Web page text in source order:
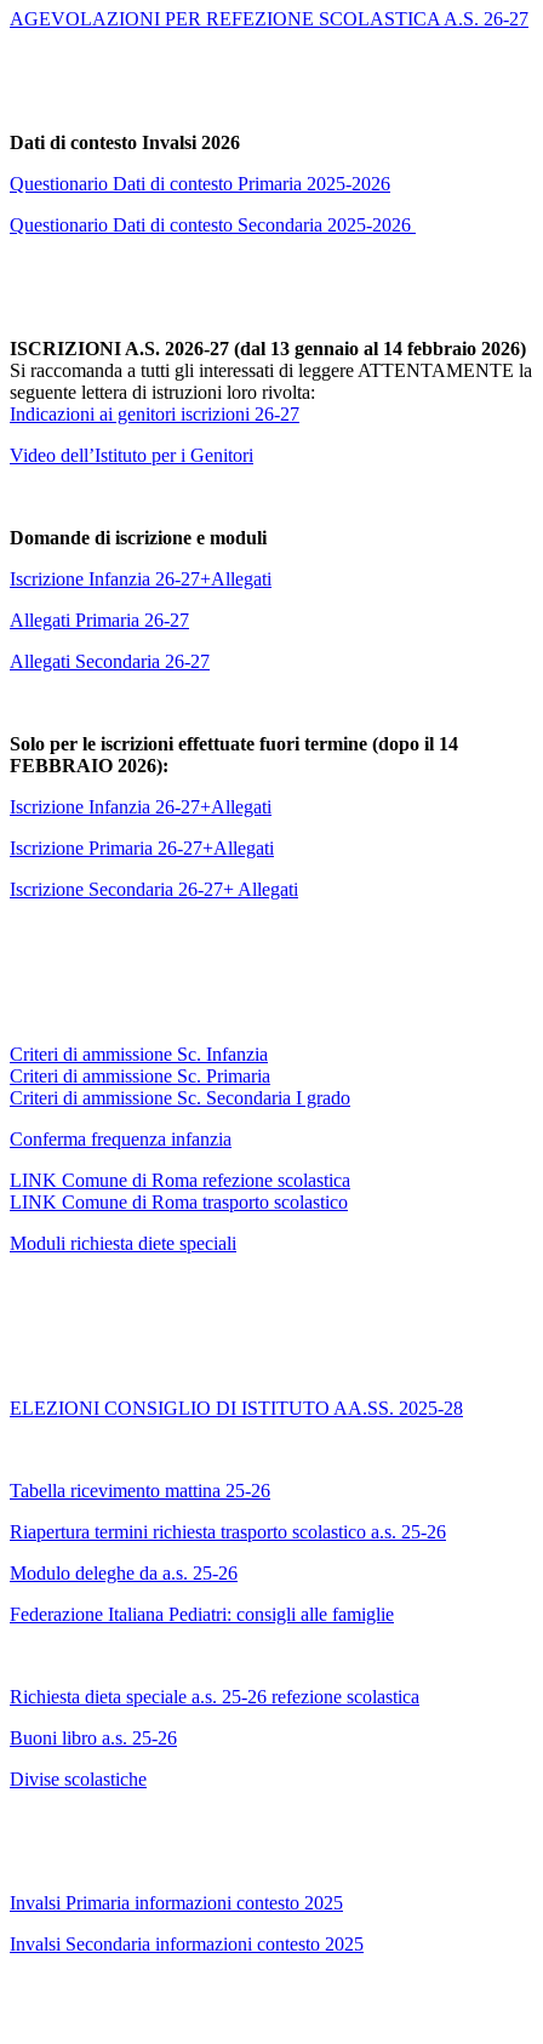
AGEVOLAZIONI PER REFEZIONE SCOLASTICA A.S. 26-27
Dati di contesto Invalsi 2026
Questionario Dati di contesto Primaria 2025-2026
Questionario Dati di contesto Secondaria 2025-2026
ISCRIZIONI A.S. 2026-27 (dal 13 gennaio al 14 febbraio 2026)
Si raccomanda a tutti gli interessati di leggere ATTENTAMENTE la
seguente lettera di istruzioni loro rivolta:
Indicazioni ai genitori iscrizioni 26-27
Video dell’Istituto per i Genitori
Domande di iscrizione e moduli
Iscrizione Infanzia 26-27+Allegati
Allegati Primaria 26-27
Allegati Secondaria 26-27
Solo per le iscrizioni effettuate fuori termine (dopo il 14
FEBBRAIO 2026):
Iscrizione Infanzia 26-27+Allegati
Iscrizione Primaria 26-27+Allegati
Iscrizione Secondaria 26-27+ Allegati
Criteri di ammissione Sc. Infanzia
Criteri di ammissione Sc. Primaria
Criteri di ammissione Sc. Secondaria I grado
Conferma frequenza infanzia
LINK Comune di Roma refezione scolastica
LINK Comune di Roma trasporto scolastico
Moduli richiesta diete speciali
ELEZIONI CONSIGLIO DI ISTITUTO AA.SS. 2025-28
Tabella ricevimento mattina 25-26
Riapertura termini richiesta trasporto scolastico a.s. 25-26
Modulo deleghe da a.s. 25-26
Federazione Italiana Pediatri: consigli alle famiglie
Richiesta dieta speciale a.s. 25-26 refezione scolastica
Buoni libro a.s. 25-26
Divise scolastiche
Invalsi Primaria informazioni contesto 2025
Invalsi Secondaria informazioni contesto 2025